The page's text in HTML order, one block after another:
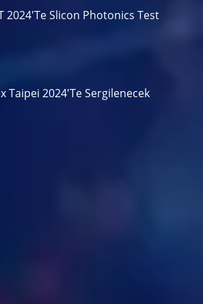
2024'te Slicon Photonics Test
Taipei 2024'te Sergilenecek